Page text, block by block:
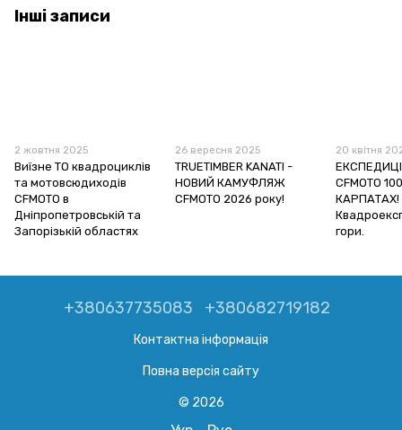
Інші записи
2 жовтня 2025
Виїзне ТО квадроциклів
та мотовсюдиходів
CFMOTO в
Дніпропетровській та
Запорізькій областях
26 вересня 2025
TRUETIMBER KANATI -
НОВИЙ КАМУФЛЯЖ
CFMOTO 2026 року!
20 квітня
CFMOTO
КАРПАТАХ!
гори.
+380637735083 +380682719182
Контактна інформація
Повна версія сайту
© 2026